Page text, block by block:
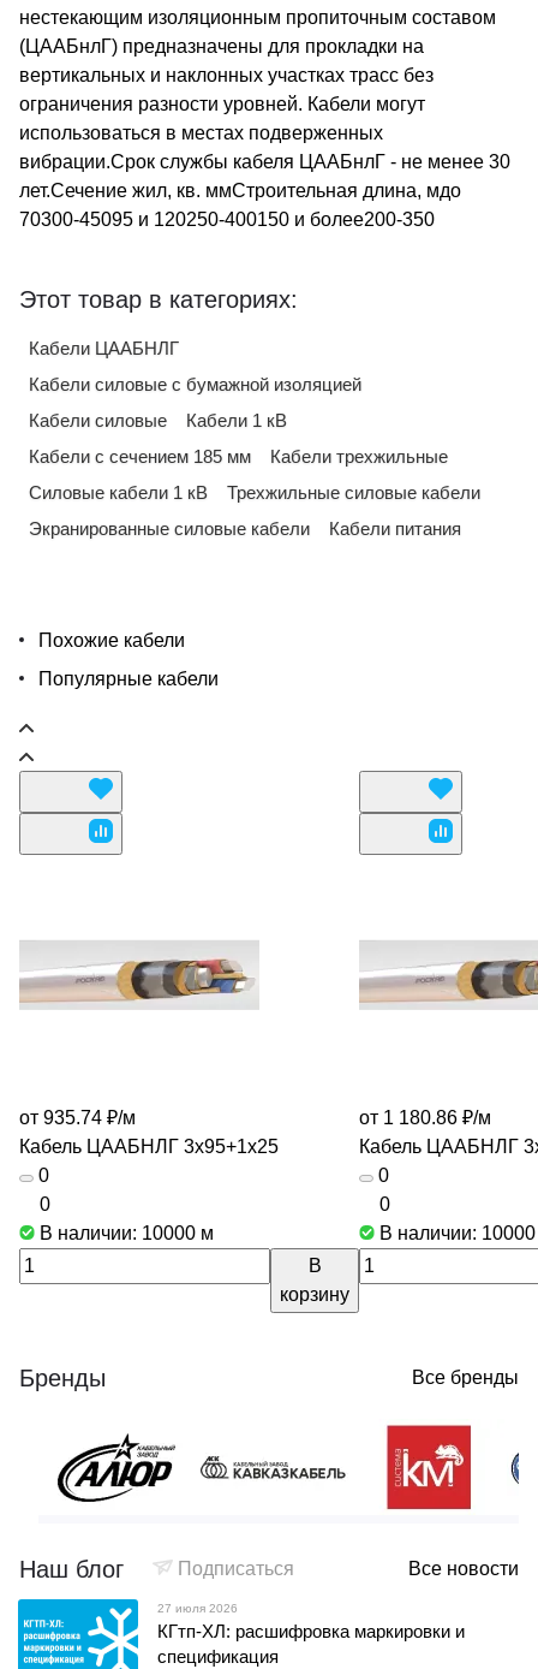
нестекающим изоляционным пропиточным составом
(ЦААБнлГ) предназначены для прокладки на
вертикальных и наклонных участках трасс без
ограничения разности уровней. Кабели могут
использоваться в местах подверженных
вибрации.Срок службы кабеля ЦААБнлГ - не менее 30
лет.Сечение жил, кв. ммСтроительная длина, мдо
70300-45095 и 120250-400150 и более200-350
Этот товар в категориях:
Кабели ЦААБНЛГ
Кабели силовые с бумажной изоляцией
Кабели силовые
Кабели 1 кВ
Кабели с сечением 185 мм
Кабели трехжильные
Силовые кабели 1 кВ
Трехжильные силовые кабели
Экранированные силовые кабели
Кабели питания
Похожие кабели
Популярные кабели
от 935.74 ₽/м
Кабель ЦААБНЛГ 3х95+1х25
0
0
В наличии: 10000 м
В
корзину
от 1 180.86 ₽/м
Кабель ЦААБНЛГ
0
0
В наличии:
Бренды Все бренды
Наш блог Подписаться Все новости
27 июля 2026
КГтп-ХЛ: расшифровка маркировки и
спецификация